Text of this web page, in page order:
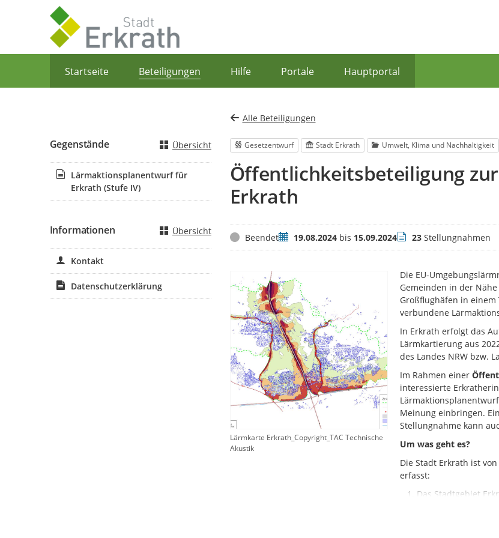
Startseite Beteiligungen Hilfe Portale Hauptportal
Alle Beteiligungen
Gesetzentwurf Stadt Erkrath Umwelt, Klima und Nachhaltigkeit
Öffentlichkeitsbeteiligung
Erkrath
StatusBeendetZeitraum
19.08.2024bis 15.09.2024Stellungnahmen
23Stellungnahmen
Lärmkarte Erkrath_Copyright_TAC Technische
Akustik
Die EU-
Gemeinden in der
Großflughäfen in
verbundene
In Erkrath erfolgt das
Lärmkartierung aus
des Landes NRW bzw.
Im Rahmen einer
interessierte
Meinung einbringen.
Stellungnahme kann
Um was geht es?
Die Stadt Erkrath ist
erfasst:
Das Stadtgebiet
Gegenstände Übersicht
Lärmaktionsplanentwurf für
Erkrath (Stufe IV)
Informationen Übersicht
Kontakt
Datenschutzerklärung